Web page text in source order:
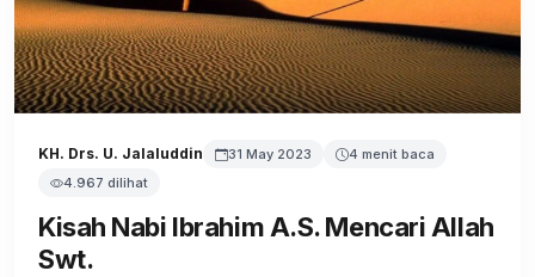
KH. Drs. U. Jalaluddin 31 May 2023
4 menit baca
4.967 dilihat
Kisah Nabi Ibrahim A.S. Mencari Allah
Swt.